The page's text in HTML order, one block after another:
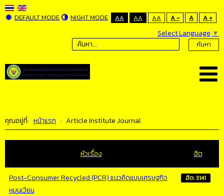
DEFAULT MODE NIGHT MODE AA AA AA A - A A +
Select Language ▼
ค้นหา
คุณอยู่ที่: หน้าแรก Article Institute Journal
หัวเรื่อง ฮิต
Post-Consumer Recycled (PCR) แนวคิดแบบเศรษฐกิจ
หมุนเวียน
ฮิต: 3141